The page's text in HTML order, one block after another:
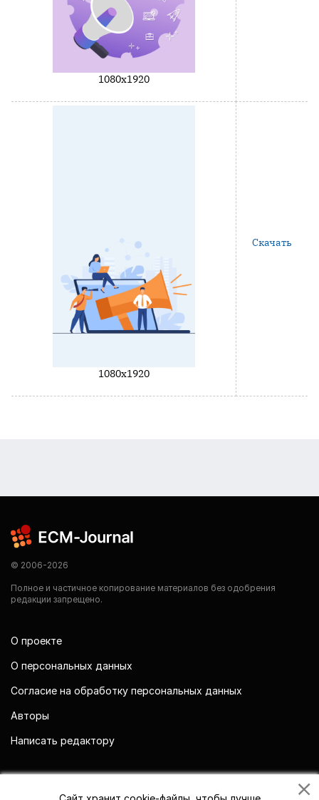
1080x1920
1080x1920
Скачать
© 2006-2026
Полное и частичное копирование материалов без одобрения
редакции запрещено.
О проекте
О персональных данных
Согласие на обработку персональных данных
Авторы
Написать редактору